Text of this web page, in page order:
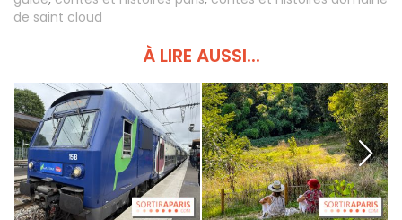
de saint cloud
À LIRE AUSSI...